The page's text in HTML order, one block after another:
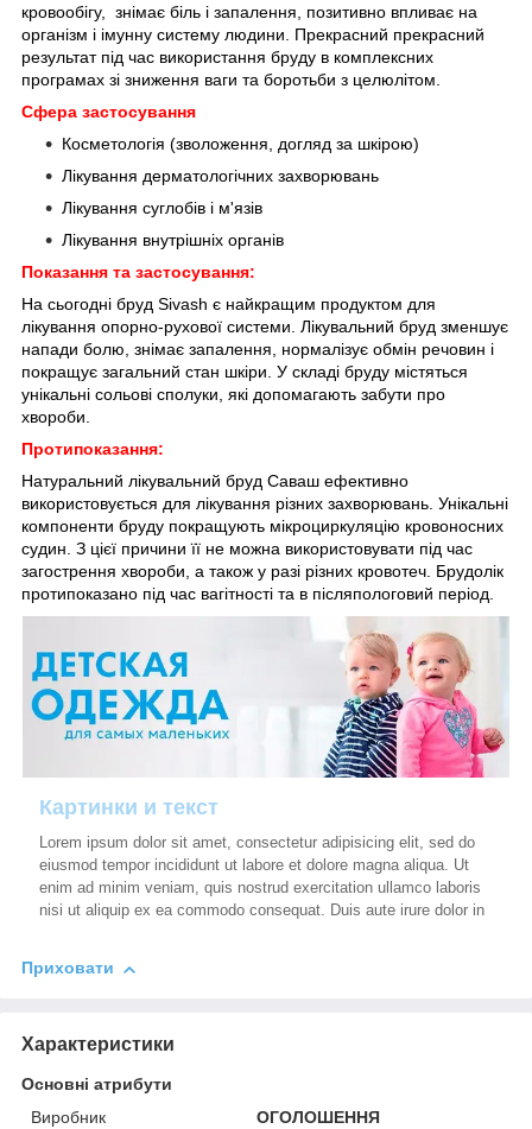
кровообігу, знімає біль і запалення, позитивно впливає на
організм і імунну систему людини. Прекрасний прекрасний
результат під час використання бруду в комплексних
програмах зі зниження ваги та боротьби з целюлітом.
Сфера застосування
Косметологія (зволоження, догляд за шкірою)
Лікування дерматологічних захворювань
Лікування суглобів і м'язів
Лікування внутрішніх органів
Показання та застосування:
На сьогодні бруд Sivash є найкращим продуктом для
лікування опорно-рухової системи. Лікувальний бруд зменшує
напади болю, знімає запалення, нормалізує обмін речовин і
покращує загальний стан шкіри. У складі бруду містяться
унікальні сольові сполуки, які допомагають забути про
хвороби.
Протипоказання:
Натуральний лікувальний бруд Саваш ефективно
використовується для лікування різних захворювань. Унікальні
компоненти бруду покращують мікроциркуляцію кровоносних
судин. З цієї причини її не можна використовувати під час
загострення хвороби, а також у разі різних кровотеч. Брудолік
протипоказано під час вагітності та в післяпологовий період.
Картинки и текст
Lorem ipsum dolor sit amet, consectetur adipisicing elit, sed do
eiusmod tempor incididunt ut labore et dolore magna aliqua. Ut
enim ad minim veniam, quis nostrud exercitation ullamco laboris
nisi ut aliquip ex ea commodo consequat. Duis aute irure dolor in
Приховати
Характеристики
Основні атрибути
Виробник
ОГОЛОШЕННЯ